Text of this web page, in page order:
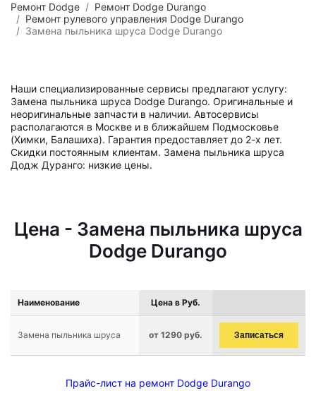
Ремонт Dodge
Ремонт Dodge Durango
Ремонт рулевого управления Dodge Durango
Замена пыльника шруса Dodge Durango
Наши специализированные сервисы предлагают услугу:
Замена пыльника шруса Dodge Durango. Оригинальные и
неоригинальные запчасти в наличии. Автосервисы
располагаются в Москве и в ближайшем Подмосковье
(Химки, Балашиха). Гарантия предоставляет до 2-х лет.
Скидки постоянным клиентам. Замена пыльника шруса
Додж Дуранго: низкие цены.
Цена - Замена пыльника шруса
Dodge Durango
Наименование Цена в Руб.
Замена пыльника шруса от 1290 руб. Записаться
Прайс-лист на ремонт Dodge Durango